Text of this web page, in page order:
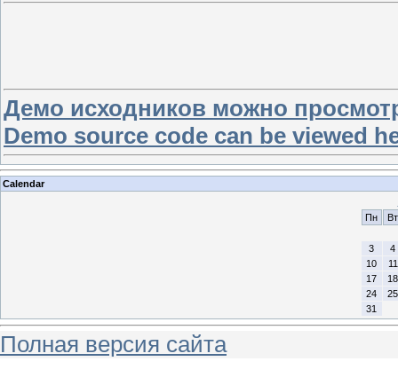
Демо исходников можно
Demo source code can be viewed
Calendar
Пн
Вт
3
4
10
11
17
18
24
25
31
Полная версия сайта